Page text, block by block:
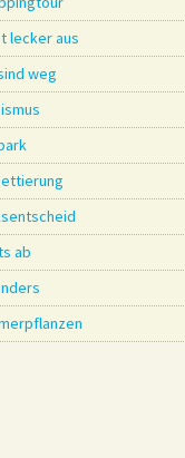
lecker aus
weg
ab